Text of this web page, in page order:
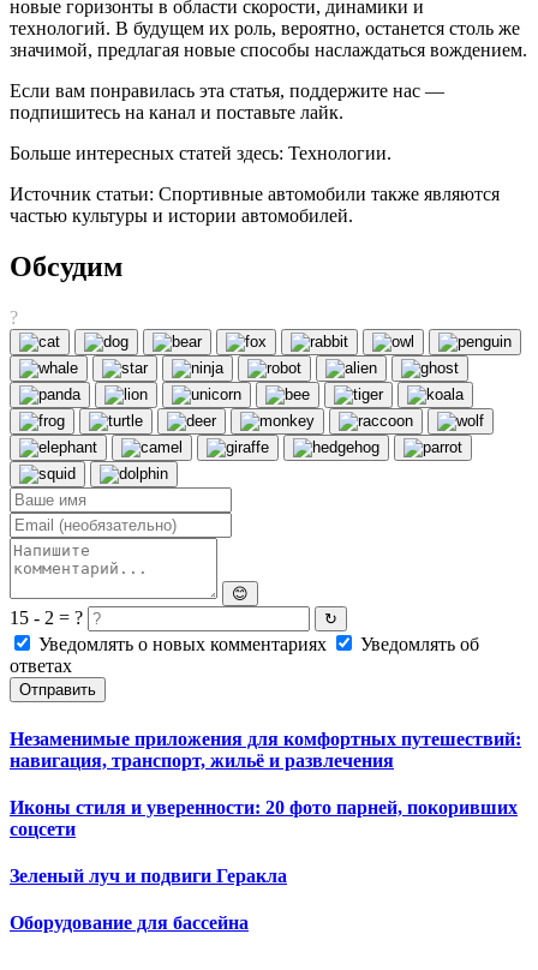
новые горизонты в области скорости, динамики и
технологий. В будущем их роль, вероятно, останется столь же
значимой, предлагая новые способы наслаждаться вождением.
Если вам понравилась эта статья, поддержите нас —
подпишитесь на канал и поставьте лайк.
Больше интересных статей здесь: Технологии.
Источник статьи: Спортивные автомобили также являются
частью культуры и истории автомобилей.
Обсудим
?
😊
15 - 2 = ? ↻
Уведомлять о новых комментариях
Уведомлять об
ответах
Отправить
Незаменимые приложения для комфортных путешествий:
навигация, транспорт, жильё и развлечения
Иконы стиля и уверенности: 20 фото парней, покоривших
соцсети
Зеленый луч и подвиги Геракла
Оборудование для бассейна